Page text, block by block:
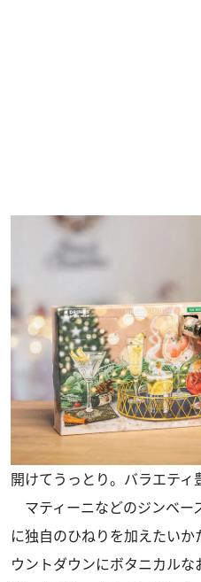
開けてうっとり。バラエティ
マティーニなどのジンベー
に独自のひねりを加えたい
ウントダウンにボタニカル